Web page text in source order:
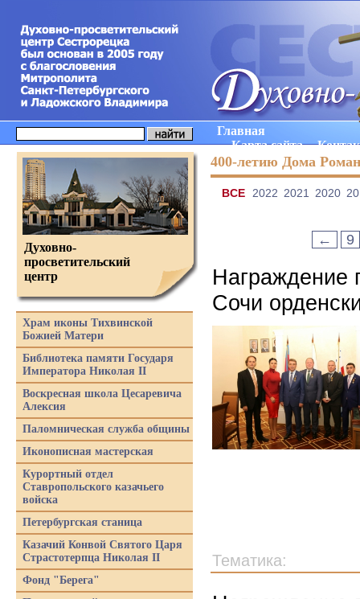
Главная
Карта сайта
400-летию Дома
ВCE 2022 2021 2020
← 9
Награждение
Сочи
Тематика:
Духовно-
просветительский
центр
Храм иконы Тихвинской
Божией Матери
Библиотека памяти Государя
Императора Николая II
Воскресная школа Цесаревича
Алексия
Паломническая служба общины
Иконописная мастерская
Курортный отдел
Ставропольского казачьего
войска
Петербургская станица
Казачий Конвой Святого Царя
Страстотерпца Николая II
Фонд "Берега"